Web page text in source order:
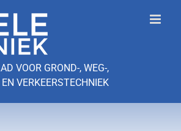
VOOR GROND-, WEG-,
VERKEERSTECHNIEK